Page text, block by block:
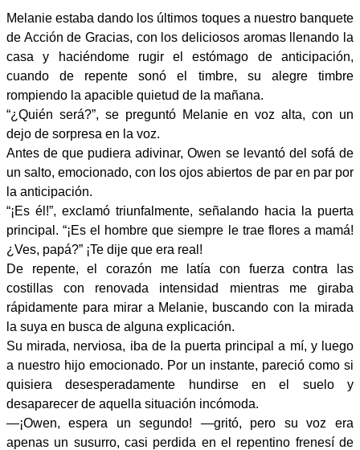
Melanie estaba dando los últimos toques a nuestro banquete
de Acción de Gracias, con los deliciosos aromas llenando la
casa y haciéndome rugir el estómago de anticipación,
cuando de repente sonó el timbre, su alegre timbre
rompiendo la apacible quietud de la mañana.
“¿Quién será?”, se preguntó Melanie en voz alta, con un
dejo de sorpresa en la voz.
Antes de que pudiera adivinar, Owen se levantó del sofá de
un salto, emocionado, con los ojos abiertos de par en par por
la anticipación.
“¡Es él!”, exclamó triunfalmente, señalando hacia la puerta
principal. “¡Es el hombre que siempre le trae flores a mamá!
¿Ves, papá?” ¡Te dije que era real!
De repente, el corazón me latía con fuerza contra las
costillas con renovada intensidad mientras me giraba
rápidamente para mirar a Melanie, buscando con la mirada
la suya en busca de alguna explicación.
Su mirada, nerviosa, iba de la puerta principal a mí, y luego
a nuestro hijo emocionado. Por un instante, pareció como si
quisiera desesperadamente hundirse en el suelo y
desaparecer de aquella situación incómoda.
—¡Owen, espera un segundo! —gritó, pero su voz era
apenas un susurro, casi perdida en el repentino frenesí de